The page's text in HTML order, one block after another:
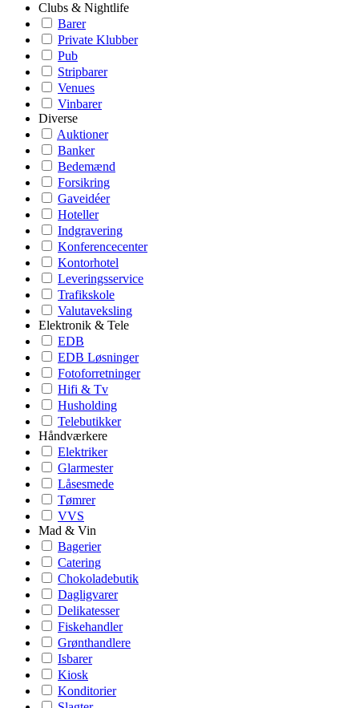
Clubs & Nightlife
Barer
Private Klubber
Pub
Stripbarer
Venues
Vinbarer
Diverse
Auktioner
Banker
Bedemænd
Forsikring
Gaveidéer
Hoteller
Indgravering
Konferencecenter
Kontorhotel
Leveringsservice
Trafikskole
Valutaveksling
Elektronik & Tele
EDB
EDB Løsninger
Fotoforretninger
Hifi & Tv
Husholding
Telebutikker
Håndværkere
Elektriker
Glarmester
Låsesmede
Tømrer
VVS
Mad & Vin
Bagerier
Catering
Chokoladebutik
Dagligvarer
Delikatesser
Fiskehandler
Grønthandlere
Isbarer
Kiosk
Konditorier